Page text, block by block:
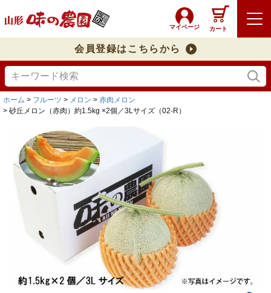
マイページ カート
会員登録はこちらから
ホーム フルーツ メロン
赤肉メロン
砂丘メロン（赤肉）約1.5kg ×2個／3Lサイズ（02-R）